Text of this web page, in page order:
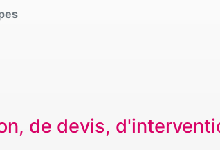
de devis,